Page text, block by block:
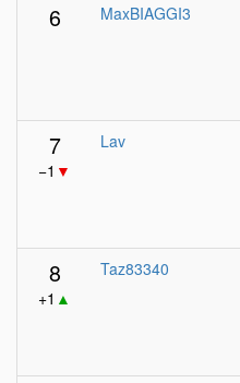
6 MaxBIAGGI3
7
−1 ▼
Lav
8
+1 ▲
Taz83340